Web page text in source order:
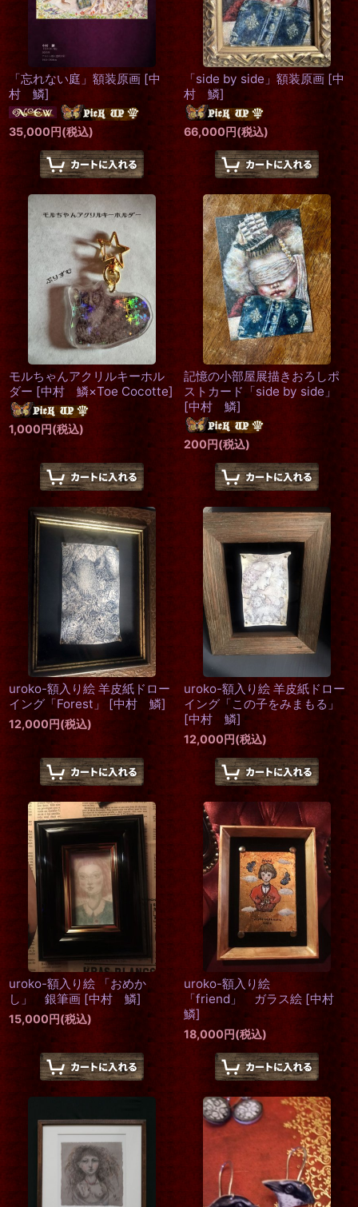
「忘れない庭」額装原画 [中
村 鱗]
35,000円(税込)
「side by side」額装原画 [中
村 鱗]
66,000円(税込)
モルちゃんアクリルキーホル
ダー [中村 鱗×Toe Cocotte]
1,000円(税込)
記憶の小部屋展描きおろしポ
ストカード「side by side」
[中村 鱗]
200円(税込)
uroko-額入り絵 羊皮紙ドロー
イング「Forest」
[中村 鱗]
12,000円(税込)
uroko-額入り絵 羊皮紙ドロー
イング「この子をみまもる」
[中村 鱗]
12,000円(税込)
uroko-額入り絵 「おめか
し」 銀筆画 [中村 鱗]
15,000円(税込)
uroko-額入り絵
「friend」 ガラス絵 [中村
鱗]
18,000円(税込)